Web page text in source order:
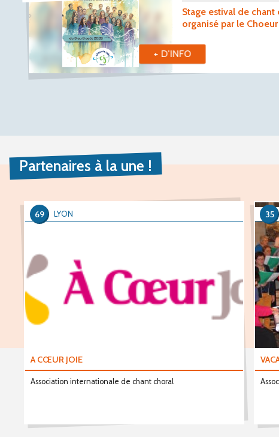
Stage estival de chant
organisé par le
+ D'INFO
Partenaires à la une !
A CŒUR JOIE
Association internationale de chant choral
LYON
69 35